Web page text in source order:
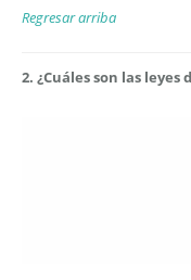
Regresar arriba
2. ¿Cuáles son las leyes